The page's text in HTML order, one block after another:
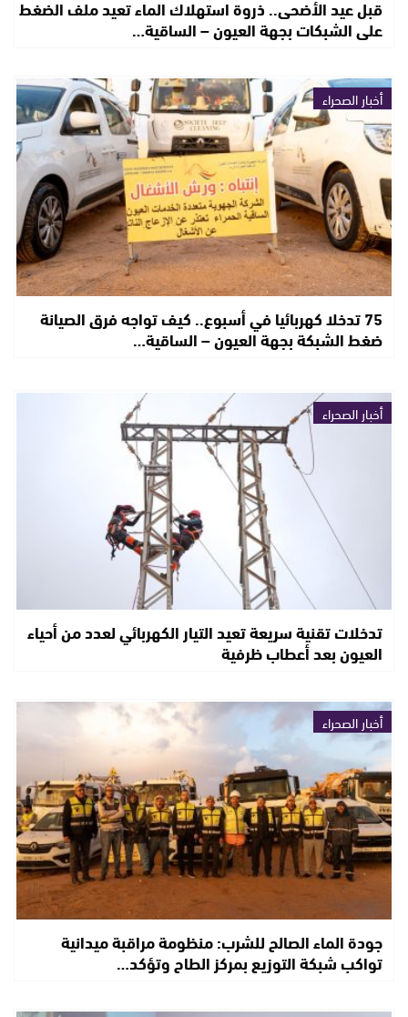
قبل عيد الأضحى.. ذروة استهلاك الماء تعيد ملف الضغط
على الشبكات بجهة العيون – الساقية…
أخبار الصحراء
75 تدخلا كهربائيا في أسبوع.. كيف تواجه فرق الصيانة
ضغط الشبكة بجهة العيون – الساقية…
أخبار الصحراء
تدخلات تقنية سريعة تعيد التيار الكهربائي لعدد من أحياء
العيون بعد أعطاب ظرفية
أخبار الصحراء
جودة الماء الصالح للشرب: منظومة مراقبة ميدانية
تواكب شبكة التوزيع بمركز الطاح وتؤكد…